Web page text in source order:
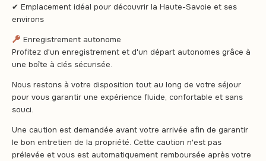
✔ Emplacement idéal pour découvrir la Haute-Savoie et ses
environs
Enregistrement autonome
Profitez d'un enregistrement et d'un départ autonomes grâce à
une boîte à clés sécurisée.
Nous restons à votre disposition tout au long de votre séjour
pour vous garantir une expérience fluide, confortable et sans
souci.
Une caution est demandée avant votre arrivée afin de garantir
le bon entretien de la propriété. Cette caution n'est pas
prélevée et vous est automatiquement remboursée après votre